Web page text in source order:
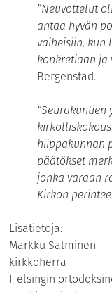
”Neuvottelut
antaa hyvän
vaiheisiin, kun
konkretiaan ja
Bergenstad.
hiippakunnan
päätökset
jonka varaan
Kirkon
Lisätietoja:
Markku Salminen
kirkkoherra
Helsingin